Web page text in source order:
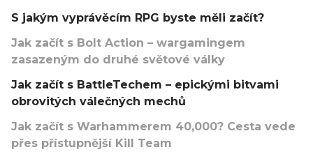
S jakým vyprávěcím RPG byste měli začít?
Jak začít s Bolt Action – wargamingem
zasazeným do druhé světové války
Jak začít s BattleTechem – epickými bitvami
obrovitých válečných mechů
Jak začít s Warhammerem 40,000? Cesta vede
přes přístupnější Kill Team